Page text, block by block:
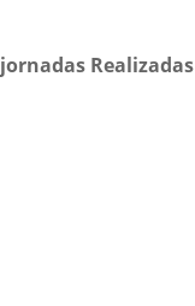
jornadas Realizadas